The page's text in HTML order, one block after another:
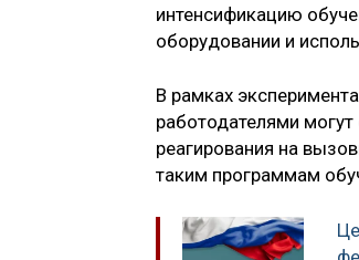
интенсификацию
оборудовании и
В рамках
работодателями
реагирования на
таким программам